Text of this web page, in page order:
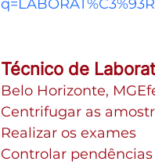
Técnico de
Belo Horizonte,
Centrifugar as
Realizar os exames
Controlar